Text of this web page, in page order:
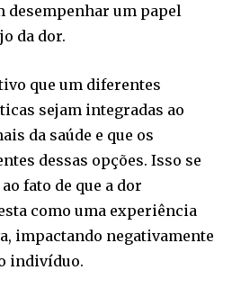
desempenhar um papel
da dor.
que um diferentes
sejam integradas ao
da saúde e que os
dessas opções. Isso se
fato de que a dor
como uma experiência
impactando negativamente
indivíduo.